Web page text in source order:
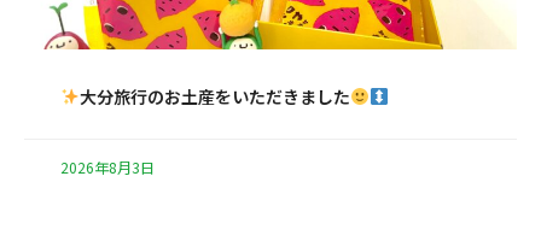
大分旅行のお土産をいただきました
2026年8月3日